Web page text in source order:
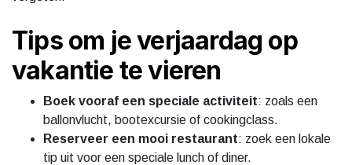
Tips om je verjaardag op
vakantie te vieren
Boek vooraf een speciale activiteit: zoals een
ballonvlucht, bootexcursie of cookingclass.
Reserveer een mooi restaurant: zoek een lokale
tip uit voor een speciale lunch of diner.